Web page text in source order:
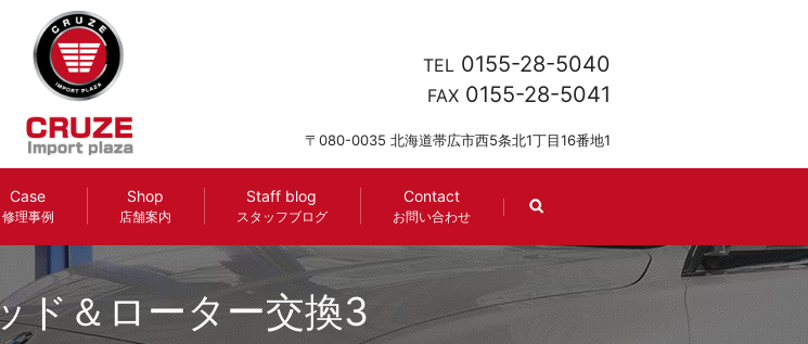
Case
修理事例
Shop
店舗案内
Staff blog
スタッフブログ
Contact
お問い合わせ search
TEL 0155-28-5040
FAX 0155-28-5041
〒080-0035 北海道帯広市西5条北1丁目16番地1
ド＆ローター交換3